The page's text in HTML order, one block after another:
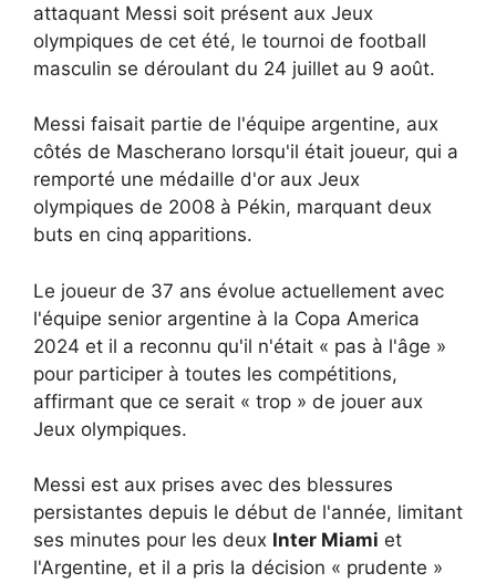
attaquant Messi soit présent aux Jeux
olympiques de cet été, le tournoi de football
masculin se déroulant du 24 juillet au 9 août.
Messi faisait partie de l'équipe argentine, aux
côtés de Mascherano lorsqu'il était joueur, qui a
remporté une médaille d'or aux Jeux
olympiques de 2008 à Pékin, marquant deux
buts en cinq apparitions.
Le joueur de 37 ans évolue actuellement avec
l'équipe senior argentine à la Copa America
2024 et il a reconnu qu'il n'était « pas à l'âge »
pour participer à toutes les compétitions,
affirmant que ce serait « trop » de jouer aux
Jeux olympiques.
Messi est aux prises avec des blessures
persistantes depuis le début de l'année, limitant
ses minutes pour les deux Inter Miami et
l'Argentine, et il a pris la décision « prudente »